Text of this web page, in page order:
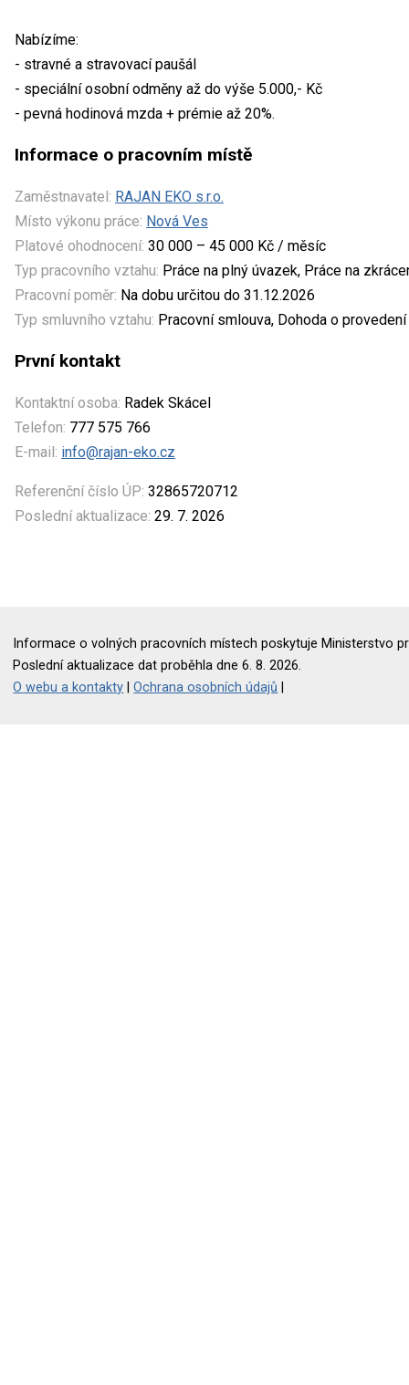
Nabízíme:
- stravné a stravovací paušál
- speciální osobní odměny až do výše 5.000,- Kč
- pevná hodinová mzda + prémie až 20%.
Informace o pracovním místě
Zaměstnavatel: RAJAN EKO s.r.o.
Místo výkonu práce: Nová Ves
Platové ohodnocení: 30 000 – 45 000 Kč / měsíc
Typ pracovního vztahu: Práce na plný úvazek, Práce na
Pracovní poměr: Na dobu určitou do 31.12.2026
Typ smluvního vztahu: Pracovní smlouva, Dohoda o
První kontakt
Kontaktní osoba: Radek Skácel
Telefon: 777 575 766
E-mail: info@rajan-eko.cz
Referenční číslo ÚP: 32865720712
Poslední aktualizace: 29. 7. 2026
Informace o volných pracovních místech poskytuje Ministerstvo
Poslední aktualizace dat proběhla dne 6. 8. 2026.
O webu a kontakty |Ochrana osobních údajů